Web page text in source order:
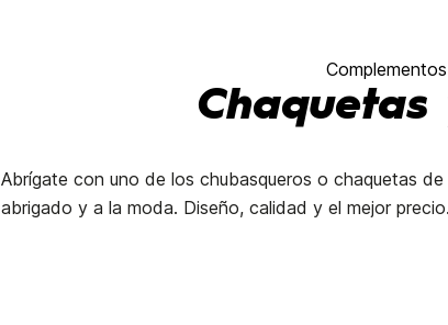
Chaquetas
Abrígate con uno de los chubasqueros o chaquetas
abrigado y a la moda. Diseño, calidad y el mejor precio.